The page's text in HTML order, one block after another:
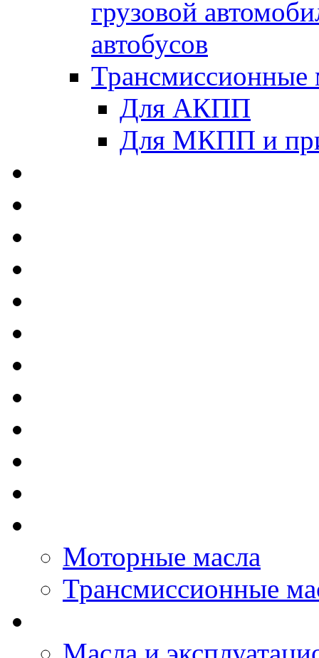
грузовой
автобусов
Трансмиссионные
Для АКПП
Для МКПП и
Моторные масла
Трансмиссионные